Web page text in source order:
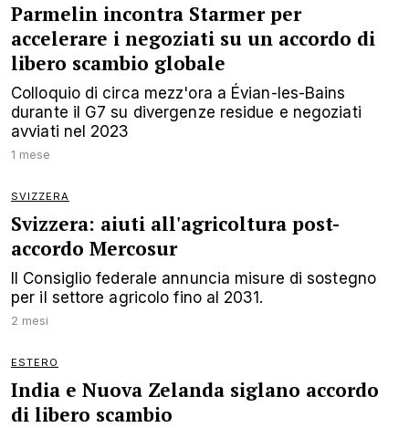
Parmelin incontra Starmer per
accelerare i negoziati su un accordo di
libero scambio globale
Colloquio di circa mezz'ora a Évian-les-Bains
durante il G7 su divergenze residue e negoziati
avviati nel 2023
1 mese
SVIZZERA
Svizzera: aiuti all'agricoltura post-
accordo Mercosur
Il Consiglio federale annuncia misure di sostegno
per il settore agricolo fino al 2031.
2 mesi
ESTERO
India e Nuova Zelanda siglano accordo
di libero scambio